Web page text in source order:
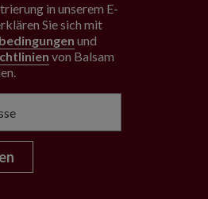
in unserem E-
Sie sich mit
und
von Balsam
.